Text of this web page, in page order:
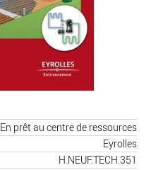
En prêt au centre de ressources
Eyrolles
H.NEUF.TECH.351